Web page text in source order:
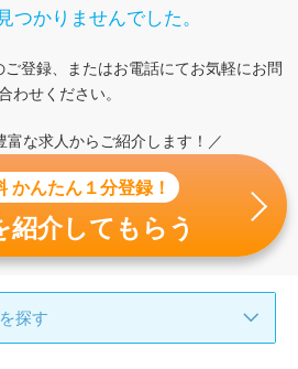
つかりませんでした。
登録、またはお電話にてお気軽にお問
わせください。
富な求人からご紹介します！／
かんたん１分登録！
紹介してもらう
探す